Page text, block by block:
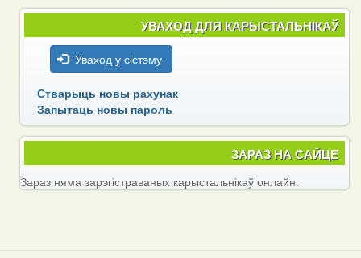
УВАХОД ДЛЯ КАРЫСТАЛЬНІКАЎ
Уваход у сістэму
Стварыць новы рахунак
Запытаць новы пароль
ЗАРАЗ НА САЙЦЕ
Зараз няма зарэгістраваных карыстальнікаў онлайн.